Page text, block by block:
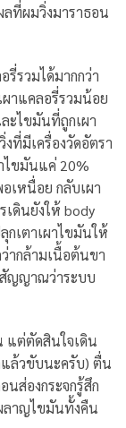
ที่ผมวิ่งมาราธอน
รวมได้มากกว่า
ผาแคลอรี่รวมน้อย
ะไขมันที่ถูกเผา
ที่มีเครื่องวัดอัตรา
ไขมันแค่ 20%
เหนื่อย กลับเผา
ดินยังให้ body
กเตาเผาไขมันให้
ากล้ามเนื้อต้นขา
ญญาณว่าระบบ
แต่ตัดสินใจเดิน
แล้วขับนะครับ) ตื่น
ส่องกระจกรู้สึก
ลาญไขมันทั้งคืน